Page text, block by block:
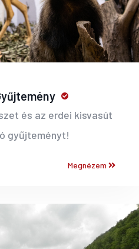
és az erdei kisvasút
gyűjteményt!
Megnézem